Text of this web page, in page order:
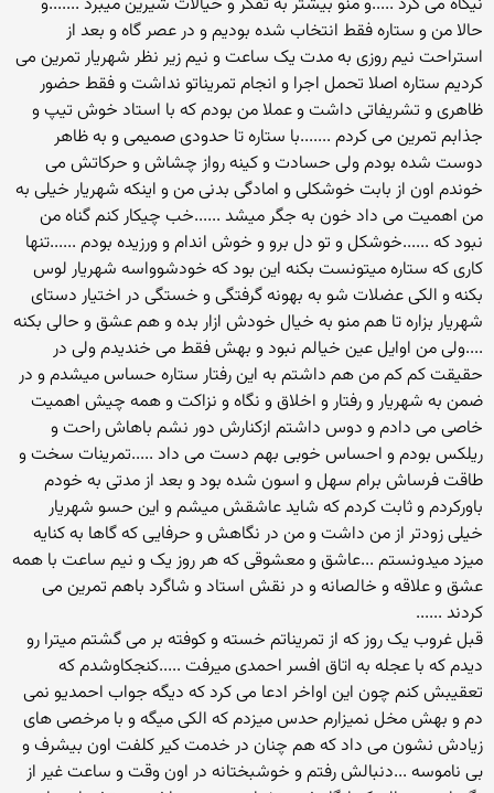
حالا من و ستاره فقط انتخاب شده بودیم و در عصر گاه و بعد از
استراحت نیم روزی به مدت یک ساعت و نیم زیر نظر شهریار تمرین می
کردیم ستاره اصلا تحمل اجرا و انجام تمریناتو نداشت و فقط حضور
ظاهری و تشریفاتی داشت و عملا من بودم که با استاد خوش تیپ و
جذابم تمرین می کردم .......با ستاره تا حدودی صمیمی و به ظاهر
دوست شده بودم ولی حسادت و کینه رواز چشاش و حرکاتش می
خوندم اون از بابت خوشکلی و امادگی بدنی من و اینکه شهریار خیلی به
من اهمیت می داد خون به جگر میشد ......خب چیکار کنم گناه من
نبود که ......خوشکل و تو دل برو و خوش اندام و ورزیده بودم ......تنها
کاری که ستاره میتونست بکنه این بود که خودشوواسه شهریار لوس
بکنه و الکی عضلات شو به بهونه گرفتگی و خستگی در اختیار دستای
شهریار بزاره تا هم منو به خیال خودش ازار بده و هم عشق و حالی بکنه
....ولی من اوایل عین خیالم نبود و بهش فقط می خندیدم ولی در
حقیقت کم کم من هم داشتم به این رفتار ستاره حساس میشدم و در
ضمن به شهریار و رفتار و اخلاق و نگاه و نزاکت و همه چیش اهمیت
خاصی می دادم و دوس داشتم ازکنارش دور نشم باهاش راحت و
ریلکس بودم و احساس خوبی بهم دست می داد .....تمرینات سخت و
طاقت فرساش برام سهل و اسون شده بود و بعد از مدتی به خودم
باورکردم و ثابت کردم که شاید عاشقش میشم و این حسو شهریار
خیلی زودتر از من داشت و من در نگاهش و حرفایی که گاها به کنایه
میزد میدونستم ...عاشق و معشوقی که هر روز یک و نیم ساعت با همه
عشق و علاقه و خالصانه و در نقش استاد و شاگرد باهم تمرین می
کردند ......
قبل غروب یک روز که از تمریناتم خسته و کوفته بر می گشتم میترا رو
دیدم که با عجله به اتاق افسر احمدی میرفت .....کنجکاوشدم که
تعقیبش کنم چون این اواخر ادعا می کرد که دیگه جواب احمدیو نمی
دم و بهش مخل نمیزارم حدس میزدم که الکی میگه و با مرخصی های
زیادش نشون می داد که هم چنان در خدمت کیر کلفت اون بیشرف و
بی ناموسه ...دنبالش رفتم و خوشبختانه در اون وقت و ساعت غیر از